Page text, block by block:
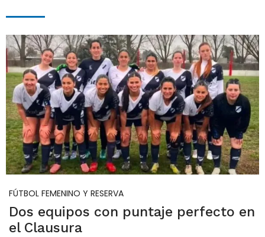
FÚTBOL FEMENINO Y RESERVA
Dos equipos con puntaje perfecto en
el Clausura